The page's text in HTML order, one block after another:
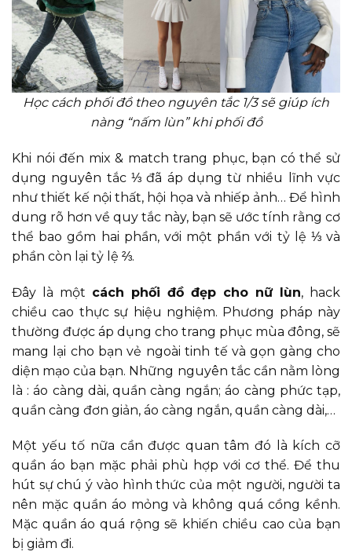
Học cách phối đồ theo nguyên tắc 1/3 sẽ giúp ích
nàng “nấm lùn” khi phối đồ
Khi nói đến mix & match trang phục, bạn có thể sử
dụng nguyên tắc ⅓ đã áp dụng từ nhiều lĩnh vực
như thiết kế nội thất, hội họa và nhiếp ảnh… Để hình
dung rõ hơn về quy tắc này, bạn sẽ ước tính rằng cơ
thể bao gồm hai phần, với một phần với tỷ lệ ⅓ và
phần còn lại tỷ lệ ⅔.
Đây là một cách phối đồ đẹp cho nữ lùn, hack
chiều cao thực sự hiệu nghiệm. Phương pháp này
thường được áp dụng cho trang phục mùa đông, sẽ
mang lại cho bạn vẻ ngoài tinh tế và gọn gàng cho
diện mạo của bạn. Những nguyên tắc cần nằm lòng
là : áo càng dài, quần càng ngắn; áo càng phức tạp,
quần càng đơn giản, áo càng ngắn, quần càng dài,…
Một yếu tố nữa cần được quan tâm đó là kích cỡ
quần áo bạn mặc phải phù hợp với cơ thể. Để thu
hút sự chú ý vào hình thức của một người, người ta
nên mặc quần áo mỏng và không quá cồng kềnh.
Mặc quần áo quá rộng sẽ khiến chiều cao của bạn
bị giảm đi.